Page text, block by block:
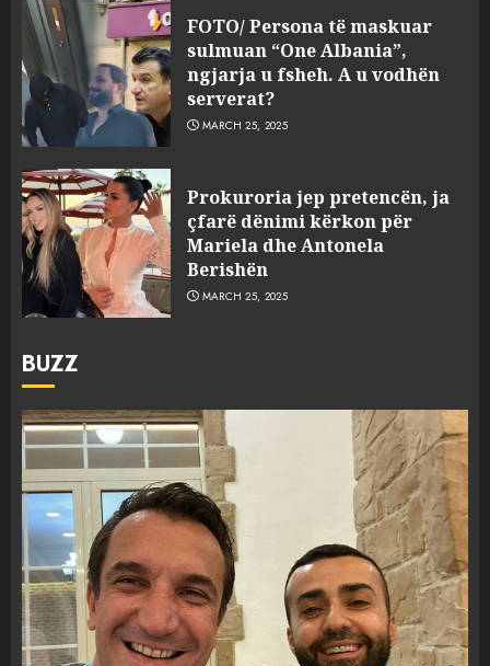
FOTO/ Persona të maskuar
sulmuan “One Albania”,
ngjarja u fsheh. A u vodhën
serverat?
MARCH 25, 2025
Prokuroria jep pretencën, ja
çfarë dënimi kërkon për
Mariela dhe Antonela
Berishën
MARCH 25, 2025
BUZZ